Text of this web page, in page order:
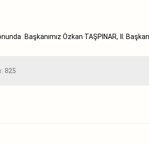
Başkanımız Özkan TAŞPINAR, II.
825